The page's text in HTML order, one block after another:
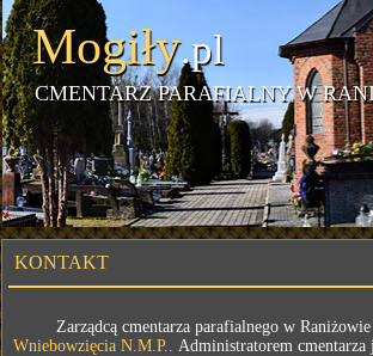
Mogiły.pl
CMENTARZ PARAFIALNY W
KONTAKT
Zarządcą cmentarza parafialnego w
Wniebowzięcia N.M.P..Administratorem cmentarza